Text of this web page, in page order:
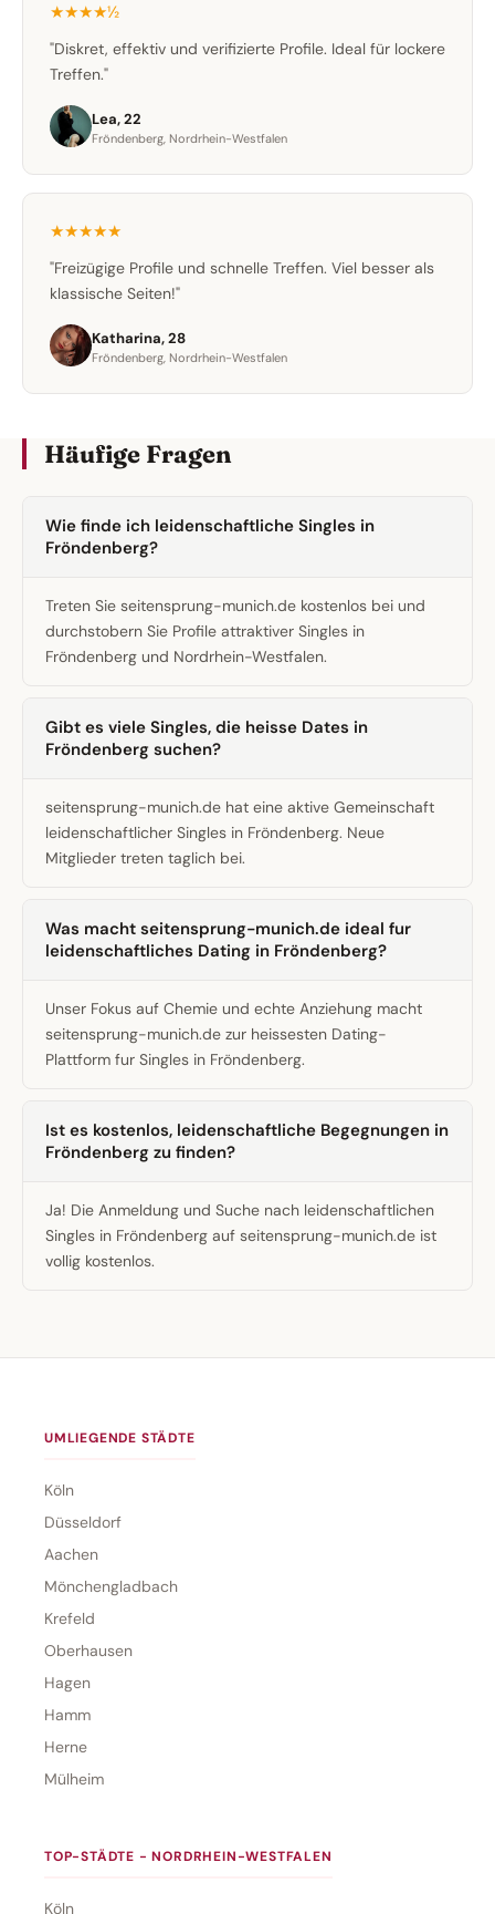
★★★★½
"Diskret, effektiv und verifizierte Profile. Ideal für lockere
Treffen."
Lea, 22
Fröndenberg, Nordrhein-Westfalen
★★★★★
"Freizügige Profile und schnelle Treffen. Viel besser als
klassische Seiten!"
Katharina, 28
Fröndenberg, Nordrhein-Westfalen
Häufige Fragen
Wie finde ich leidenschaftliche Singles in
Fröndenberg?
Treten Sie seitensprung-munich.de kostenlos bei und
durchstobern Sie Profile attraktiver Singles in
Fröndenberg und Nordrhein-Westfalen.
Gibt es viele Singles, die heisse Dates in
Fröndenberg suchen?
seitensprung-munich.de hat eine aktive Gemeinschaft
leidenschaftlicher Singles in Fröndenberg. Neue
Mitglieder treten taglich bei.
Was macht seitensprung-munich.de ideal fur
leidenschaftliches Dating in Fröndenberg?
Unser Fokus auf Chemie und echte Anziehung macht
seitensprung-munich.de zur heissesten Dating-
Plattform fur Singles in Fröndenberg.
Ist es kostenlos, leidenschaftliche Begegnungen in
Fröndenberg zu finden?
Ja! Die Anmeldung und Suche nach leidenschaftlichen
Singles in Fröndenberg auf seitensprung-munich.de ist
vollig kostenlos.
UMLIEGENDE STÄDTE
Köln
Düsseldorf
Aachen
Mönchengladbach
Krefeld
Oberhausen
Hagen
Hamm
Herne
Mülheim
TOP-STÄDTE - NORDRHEIN-WESTFALEN
Köln